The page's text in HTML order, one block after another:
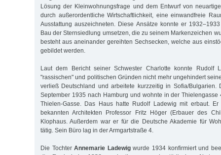
Lösung der Kleinwohnungsfrage und dem Entwurf von
durch außerordentliche Wirtschaftlichkeit, eine einwandfreie
Ausstattung auszeichneten. Diese Ansätze konnte er
Bau der Sternsiedlung umsetzen, die zu seinem Markenzeichen
besteht aus aneinander gereihten Sechsecken, welche aus
gebildet werden.
Laut dem Bericht seiner Schwester Charlotte konnte Rudolf
"rassischen" und politischen Gründen nicht mehr ungehindert
verließ Deutschland und arbeitete kurzzeitig in Sofia/Bulgarien.
September 1935 nach Hamburg und wohnte in der Thielengasse
Thielen-Gasse. Das Haus hatte Rudolf Ladewig mit erbaut.
bekannten Architekten Professor Fritz Höger (Erbauer des
Klophaus. Außerdem war er für die Deutsche Akademie für
tätig. Sein Büro lag in der Armgartstraße 4.
Die TochterAnnemarie Ladewigwurde 1934 konfirmiert und